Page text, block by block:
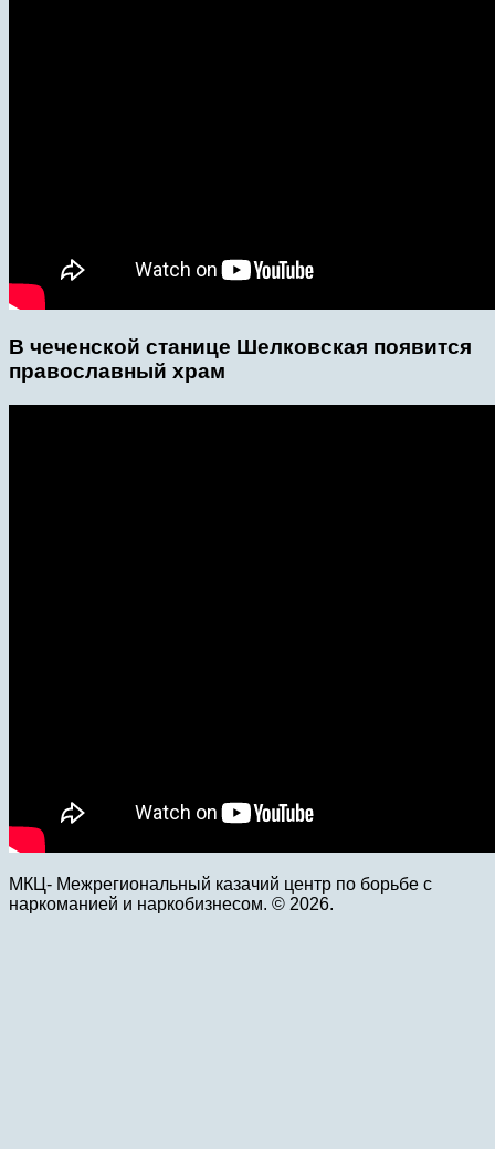
В чеченской станице Шелковская появится
православный храм
МКЦ- Межрегиональный казачий центр по борьбе с
наркоманией и наркобизнесом. © 2026.